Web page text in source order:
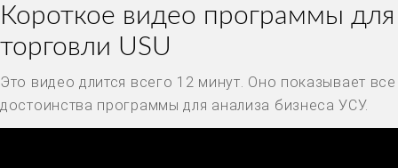
Короткое видео программы для
торговли USU
Это видео длится всего 12 минут. Оно показывает все
достоинства программы для анализа бизнеса УСУ.